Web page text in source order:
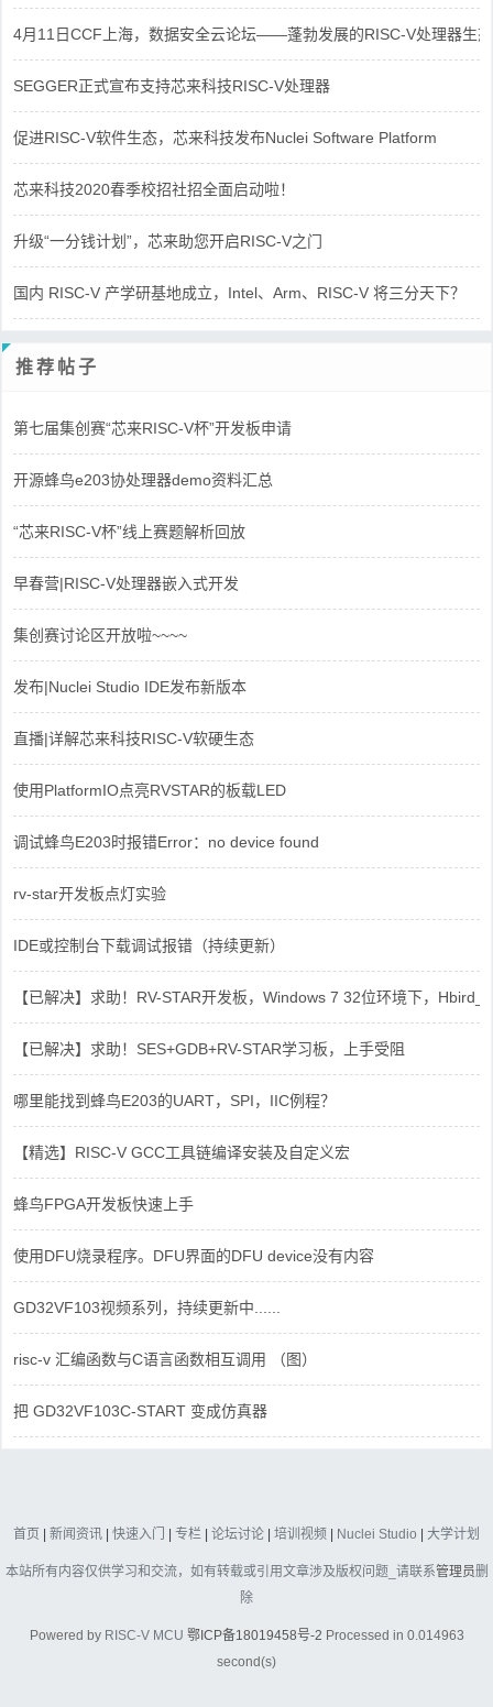
4月11日CCF上海，数据安全云论坛——蓬勃发展的RISC-V处理器生态
SEGGER正式宣布支持芯来科技RISC-V处理器
促进RISC-V软件生态，芯来科技发布Nuclei Software Platform
芯来科技2020春季校招社招全面启动啦！
升级“一分钱计划”，芯来助您开启RISC-V之门
国内 RISC-V 产学研基地成立，Intel、Arm、RISC-V 将三分天下？
推荐帖子
第七届集创赛“芯来RISC-V杯”开发板申请
开源蜂鸟e203协处理器demo资料汇总
“芯来RISC-V杯”线上赛题解析回放
早春营|RISC-V处理器嵌入式开发
集创赛讨论区开放啦~~~~
发布|Nuclei Studio IDE发布新版本
直播|详解芯来科技RISC-V软硬生态
使用PlatformIO点亮RVSTAR的板载LED
调试蜂鸟E203时报错Error：no device found
rv-star开发板点灯实验
IDE或控制台下载调试报错（持续更新）
【已解决】求助！RV-STAR开发板，Windows 7 32位环境下，
【已解决】求助！SES+GDB+RV-STAR学习板，上手受阻
哪里能找到蜂鸟E203的UART，SPI，IIC例程？
【精选】RISC-V GCC工具链编译安装及自定义宏
蜂鸟FPGA开发板快速上手
使用DFU烧录程序。DFU界面的DFU device没有内容
GD32VF103视频系列，持续更新中......
risc-v 汇编函数与C语言函数相互调用 （图）
把 GD32VF103C-START 变成仿真器
首页 | 新闻资讯 | 快速入门 | 专栏 | 论坛讨论 | 培训视频 | Nuclei Studio | 大学计划
本站所有内容仅供学习和交流，如有转载或引用文章涉及版权问题_请联系管理员删
除
Powered by RISC-V MCU 鄂ICP备18019458号-2 Processed in 0.014963
second(s)